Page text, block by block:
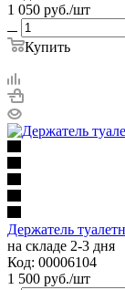
1 050 руб./шт
Купить
Держатель
на складе 2-3 дня
Код: 00006104
1 500 руб./шт